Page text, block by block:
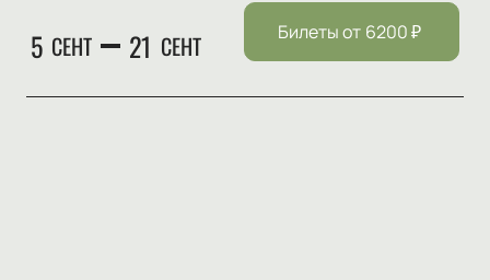
5 СЕНТ 21 СЕНТ Билеты от 6200₽